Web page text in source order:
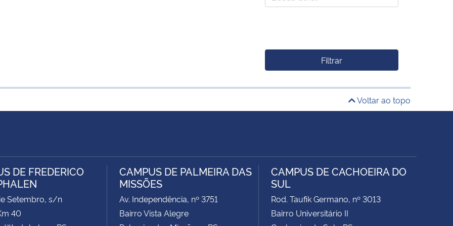
Filtrar
Voltar ao topo
DE FREDERICO
Setembro, s/n
40
CAMPUS DE PALMEIRA DAS
MISSÕES
Av. Independência, nº 3751
Bairro Vista Alegre
CAMPUS DE CACHOEIRA DO
SUL
Rod. Taufik Germano, nº 3013
Bairro Universitário II